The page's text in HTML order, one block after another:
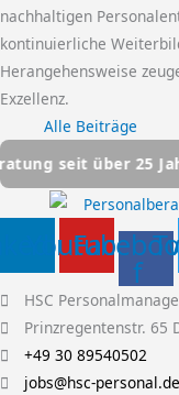
nachhaltigen
kontinuierliche
Herangehensweise
Exzellenz.
Alle Beiträge
HSC
Youtube
f
HSC
Prinzregentenstr. 65
+49 30 89540502
jobs@hsc-personal.de